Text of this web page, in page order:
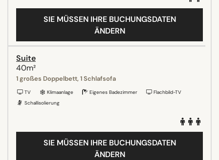
SIE MÜSSEN IHRE BUCHUNGSDATEN
ÄNDERN
Suite
40m²
1 großes Doppelbett, 1 Schlafsofa
TV Klimaanlage Eigenes Badezimmer
Flachbild-TV
Schallisolierung
SIE MÜSSEN IHRE BUCHUNGSDATEN
ÄNDERN